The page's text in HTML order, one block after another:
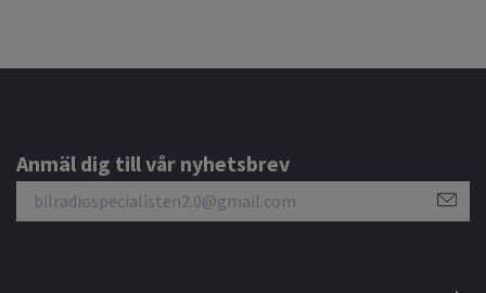
Anmäl dig till vår nyhetsbrev